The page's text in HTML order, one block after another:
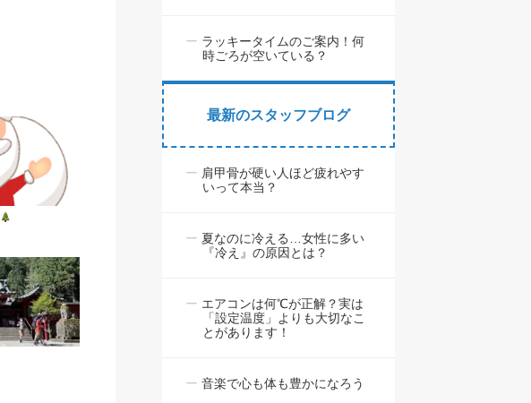
ラッキータイムのご案内！何
時ごろが空いている？
最新のスタッフブログ
肩甲骨が硬い人ほど疲れやす
いって本当？
夏なのに冷える…女性に多い
『冷え』の原因とは？
エアコンは何℃が正解？実は
「設定温度」よりも大切なこ
とがあります！
音楽で心も体も豊かになろう